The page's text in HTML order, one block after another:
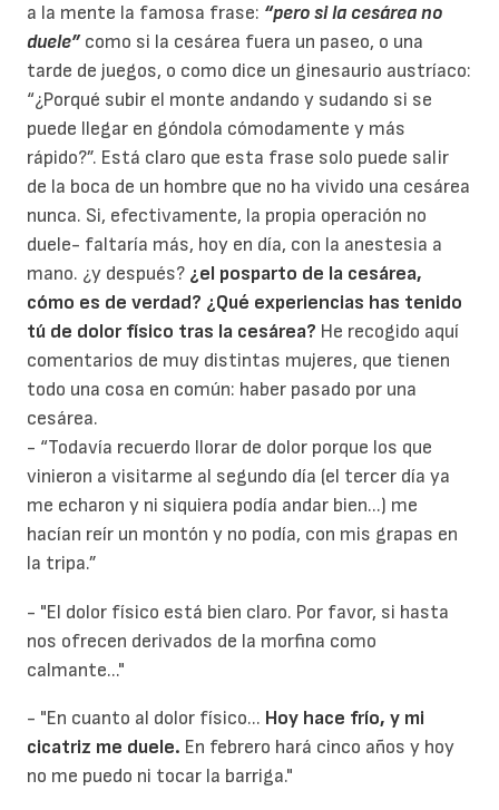
a la mente la famosa frase: “pero si la cesárea no
duele”como si la cesárea fuera un paseo, o una
tarde de juegos, o como dice un ginesaurio austríaco:
“¿Porqué subir el monte andando y sudando si se
puede llegar en góndola cómodamente y más
rápido?”. Está claro que esta frase solo puede salir
de la boca de un hombre que no ha vivido una cesárea
nunca. Si, efectivamente, la propia operación no
duele- faltaría más, hoy en día, con la anestesia a
mano. ¿y después? ¿el posparto de la cesárea,
cómo es de verdad? ¿Qué experiencias has tenido
tú de dolor físico tras la cesárea? He recogido aquí
comentarios de muy distintas mujeres, que tienen
todo una cosa en común: haber pasado por una
cesárea.
- “Todavía recuerdo llorar de dolor porque los que
vinieron a visitarme al segundo día (el tercer día ya
me echaron y ni siquiera podía andar bien...) me
hacían reír un montón y no podía, con mis grapas en
la tripa.”
- "El dolor físico está bien claro. Por favor, si hasta
nos ofrecen derivados de la morfina como
calmante..."
- "En cuanto al dolor físico... Hoy hace frío, y mi
cicatriz me duele. En febrero hará cinco años y hoy
no me puedo ni tocar la barriga."